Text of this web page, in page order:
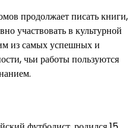
продолжает писать книги,
участвовать в культурной
из самых успешных и
чьи работы пользуются